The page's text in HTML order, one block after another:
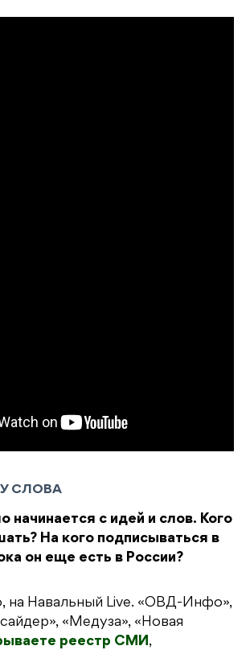
СЛОВА
с идей и слов. Кого
На кого подписываться в
он еще есть в России?
на Навальный Live. «ОВД-Инфо»,
«Медуза», «Новая
реестр СМИ ,